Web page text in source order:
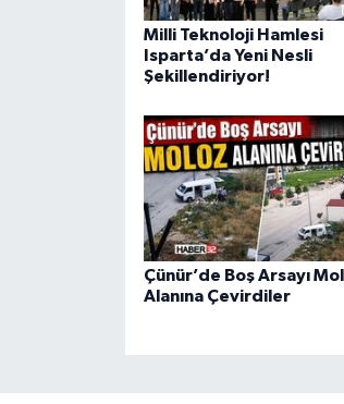
Milli Teknoloji Hamlesi
Isparta’da Yeni Nesli
Şekillendiriyor!
Çünür’de Boş Arsayı
Alanına Çevirdiler